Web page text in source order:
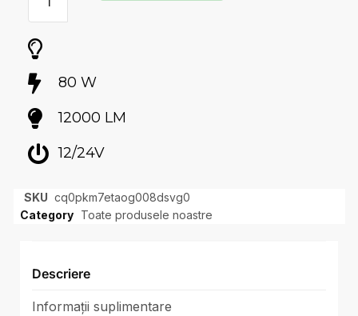
80 W
12000 LM
12/24V
SKU cq0pkm7etaog008dsvg0
Category Toate produsele noastre
Descriere
Informații suplimentare